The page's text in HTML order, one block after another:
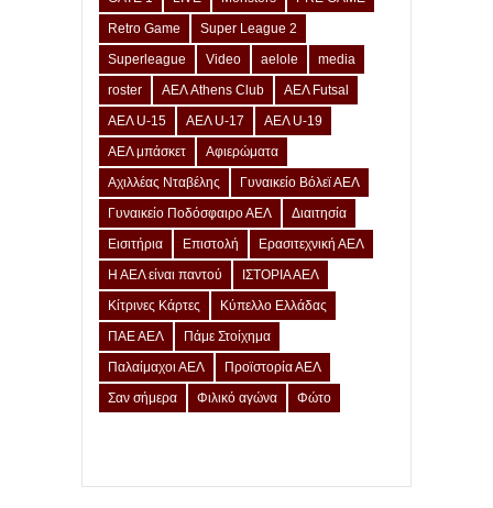
Retro Game
Super League 2
Superleague
Video aelole
media
roster
ΑΕΛ Athens Club
ΑΕΛ Futsal
ΑΕΛ U-15
ΑΕΛ U-17
ΑΕΛ U-19
ΑΕΛ μπάσκετ
Αφιερώματα
Αχιλλέας Νταβέλης
Γυναικείο Βόλεϊ ΑΕΛ
Γυναικείο Ποδόσφαιρο ΑΕΛ
Διαιτησία
Εισιτήρια
Επιστολή
Ερασιτεχνική ΑΕΛ
Η ΑΕΛ είναι παντού
ΙΣΤΟΡΙΑ ΑΕΛ
Κίτρινες Κάρτες
Κύπελλο Ελλάδας
ΠΑΕ ΑΕΛ
Πάμε Στοίχημα
Παλαίμαχοι ΑΕΛ
Προϊστορία ΑΕΛ
Σαν σήμερα
Φιλικό αγώνα Φώτο